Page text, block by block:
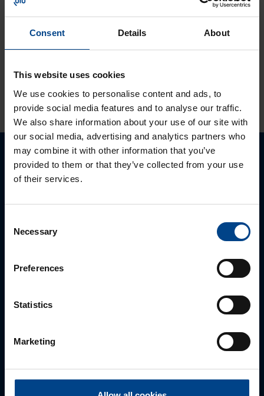
Consent Details About
This website uses cookies
We use cookies to personalise content and ads, to
provide social media features and to analyse our traffic.
We also share information about your use of our site with
our social media, advertising and analytics partners who
may combine it with other information that you’ve
provided to them or that they’ve collected from your use
of their services.
Selection
Necessary
Preferences
Statistics
Marketing
tuotteet jo lähes
30 vuotta
KATSO LISÄÄ ARTIKKELEITA
Ota yhteyttä!